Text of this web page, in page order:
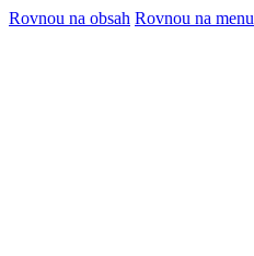
Rovnou na obsah Rovnou na menu